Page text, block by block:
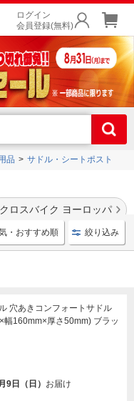
ログイン
会員登録(無料)
品 サドル・シートポスト
クロスバイク ヨーロッパ
品を多数ご用意。
・おすすめ順 絞り込み
穴あきコンフォートサドル
幅160mm×厚さ50mm) ブラッ
9日（日） お届け